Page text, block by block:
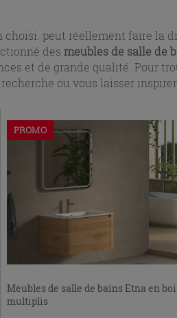
choisi. peut réellement faire la
desmeubles de salle de
et de grande qualité. Pour
ou vous laisser
PROMO
Meubles de salle de bains Etna en
multiplis